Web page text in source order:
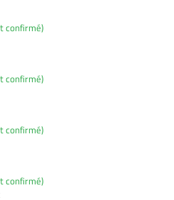
confirmé)
confirmé)
confirmé)
confirmé)